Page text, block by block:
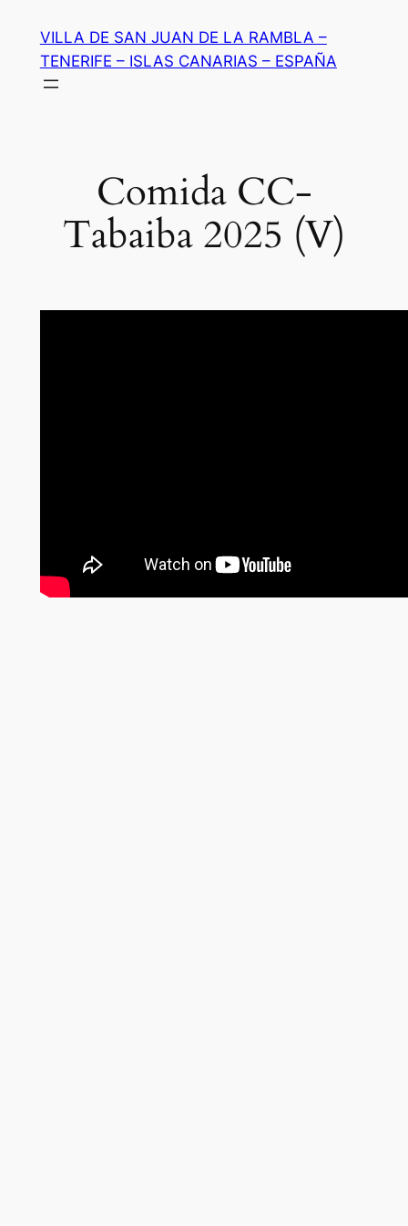
contenido
VILLA DE SAN JUAN DE LA RAMBLA –
TENERIFE – ISLAS CANARIAS – ESPAÑA
Comida CC-
Tabaiba 2025 (V)